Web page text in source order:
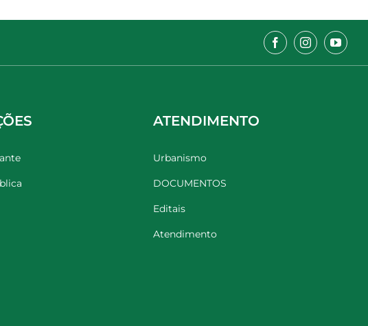
ATENDIMENTO
Urbanismo
DOCUMENTOS
Editais
Atendimento